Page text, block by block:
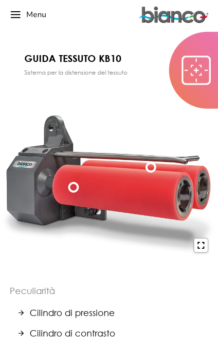
Menu
GUIDA TESSUTO KB10
Sistema per la distensione del tessuto
Peculiarità
Cilindro di pressione
Cilindro di contrasto